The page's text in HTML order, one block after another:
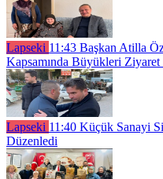
Lapseki 11:43 Başkan Atilla
Kapsamında Büyükleri Ziyaret
Lapseki 11:40 Küçük Sanayi
Düzenledi